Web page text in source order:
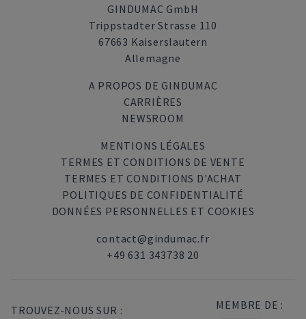
GINDUMAC GmbH
Trippstadter Strasse 110
67663 Kaiserslautern
Allemagne
A PROPOS DE GINDUMAC
CARRIÈRES
NEWSROOM
MENTIONS LÉGALES
TERMES ET CONDITIONS DE VENTE
TERMES ET CONDITIONS D'ACHAT
POLITIQUES DE CONFIDENTIALITÉ
DONNÉES PERSONNELLES ET COOKIES
contact@gindumac.fr
+49 631 343738 20
TROUVEZ-NOUS SUR : MEMBRE DE :